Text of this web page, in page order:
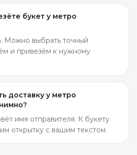
букет у метро
Можно выбрать точный
и привезём к нужному
доставку у метро
имя отправителя. К букету
открытку с вашим текстом.